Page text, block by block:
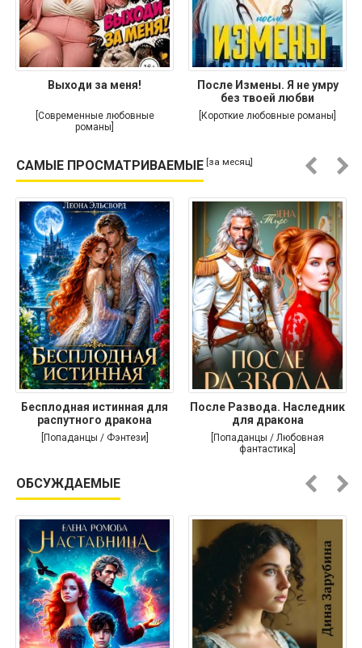
Выходи за меня!
[Современные любовные
романы]
После Измены. Я не умру
без твоей любви
[Короткие любовные романы]
САМЫЕ ПРОСМАТРИВАЕМЫЕ [за месяц]
Бесплодная истинная для
распутного дракона
[Попаданцы / Фэнтези]
После Развода. Наследник
для дракона
[Попаданцы / Любовная
фантастика]
ОБСУЖДАЕМЫЕ